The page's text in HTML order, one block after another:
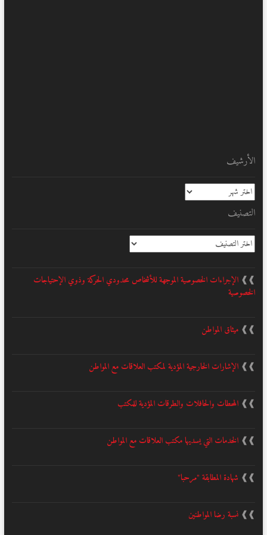
الأرشيف
الأرشيف
التصنيف
التصنيف
❱❱ الإجراءات الخصوصية الموجهة للأشخاص محدودي الحركة وذوي الإحتياجات
الخصوصية
❱❱ ميثاق المواطن
❱❱ الإشارات الخارجية المؤدية لمكتب العلاقات مع المواطن
❱❱ المحطات والحافلات والطرقات المؤدية للمكتب
❱❱ الخدمات التي يسديها مكتب العلاقات مع المواطن
❱❱ شهادة المطابقة "مرحبا"
❱❱ نسبة رضا المواطنين